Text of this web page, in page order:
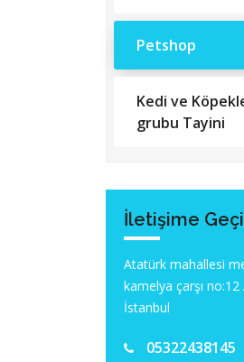
Petshop
Kedi ve
grubu Tayini
İletişime
Atatürk mahallesi
kamelya çarşı
İstanbul
05322438145